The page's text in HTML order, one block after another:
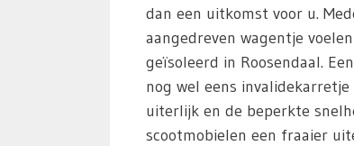
dan een uitkomst voor u.
aangedreven wagentje
geïsoleerd in Roosendaal.
nog wel eens
uiterlijk en de beperkte
scootmobielen een fraaier